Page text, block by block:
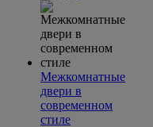
Межкомнатные
двери в
современном
стиле